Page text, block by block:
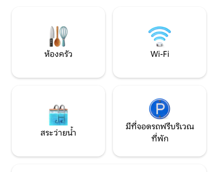
เหนือชนบทที่เป็นเ
กา
ห้องครัว Wi-Fi
สระว่ายน้ำ
มีที่จอดรถฟรีบริเวณ
ที่พัก